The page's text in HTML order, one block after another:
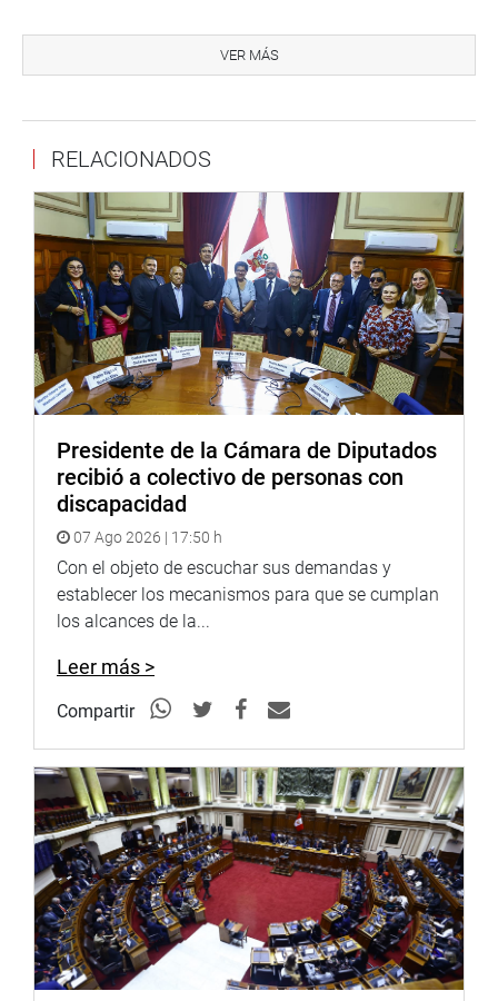
de Inmunidad Parlamentaria, que preside el congresista
Elías Rodríguez Zavaleta (CPA). La reunión se inicia a las
Finalmente, a las 6 de la tarde, el congresista Jorge
Romero Castro, realiza un foro sobre “gobiernos locales y
la globalización tecnológica”. Será en el auditorio Alberto
Andrade Carmona del edificio Juan Satos Atahualpa.
PRENSA – CONGRESO
30-4-2018 (Jarvi)
Puede encontrar más información en nuestra página web
y redes sociales.http://www.congreso.gob.pe/Facebook:
https://www.facebook.com/congresodelarepublicadelperu?
fref=tsTwitter:https://twitter.com/congresoperu
Facebook:https://goo.gl/s5t7XN
Twitter:https://goo.gl/iMywRR
YouTube:https://goo.gl/VBXBNk
http://www4.congreso.gob.pe/heraldo/index.asp
—
VER MÁS
RELACIONADOS
Presidente de la Cámara de Diputados
recibió a colectivo de personas con
discapacidad
07 Ago 2026 | 17:50 h
Con el objeto de escuchar sus demandas y
establecer los mecanismos para que se cumplan
los alcances de la...
Leer más >
Compartir